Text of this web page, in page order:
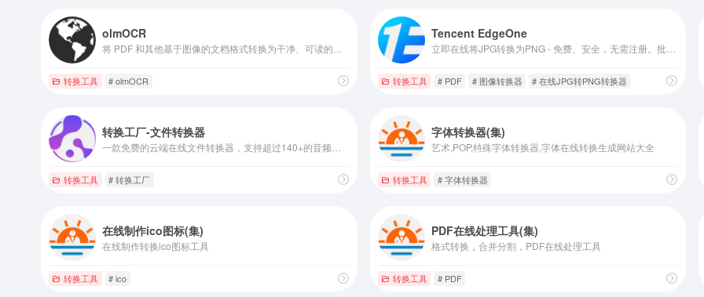
olmOCR
转换工具 # olmOCR
Tencent EdgeOne
立即在线将JPG转换为PNG - 免费、安全，无需注册。批量将多个JPG转换为PNG格式。易于使用的工具，用于快速图像转换。
转换工具 # PDF # 图像转换器 # 在线JPG转PNG转换器
转换工厂-文件转换器
转换工具 # 转换工厂
字体转换器(集)
艺术,POP,特殊字体转换器,字体在线转换生成网站大全
转换工具 # 字体转换器
在线制作ico图标(集)
在线制作转换ico图标工具
转换工具 # ico
PDF在线处理工具(集)
格式转换，合并分割，PDF在线处理工具
转换工具 # PDF